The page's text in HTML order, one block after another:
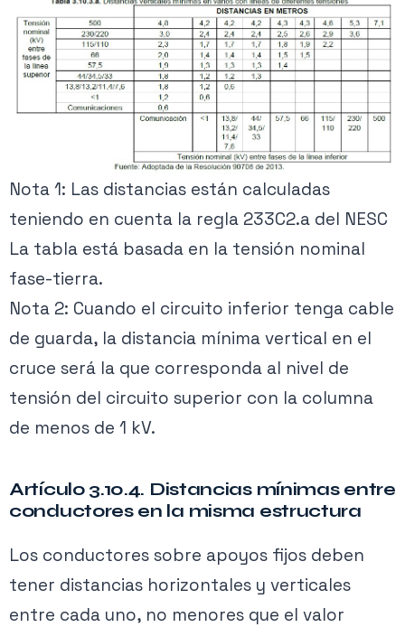
Nota 1: Las distancias están calculadas
teniendo en cuenta la regla 233C2.a del NESC
La tabla está basada en la tensión nominal
fase-tierra.
Nota 2: Cuando el circuito inferior tenga cable
de guarda, la distancia mínima vertical en el
cruce será la que corresponda al nivel de
tensión del circuito superior con la columna
de menos de 1 kV.
Artículo 3.10.4. Distancias mínimas entre
conductores en la misma estructura
Los conductores sobre apoyos fijos deben
tener distancias horizontales y verticales
entre cada uno, no menores que el valor